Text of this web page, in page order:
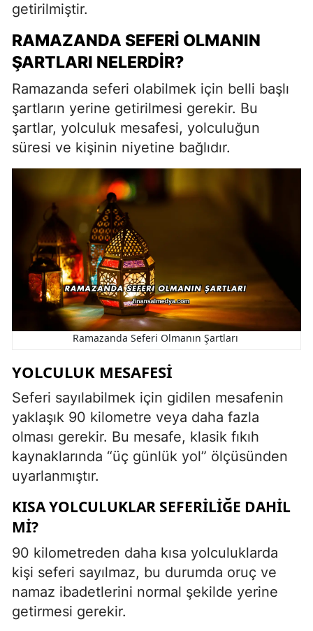
getirilmiştir.
RAMAZANDA SEFERI OLMANIN
ŞARTLARI NELERDIR?
Ramazanda seferi olabilmek için belli başlı
şartların yerine getirilmesi gerekir. Bu
şartlar, yolculuk mesafesi, yolculuğun
süresi ve kişinin niyetine bağlıdır.
Ramazanda Seferi Olmanın Şartları
YOLCULUK MESAFESI
Seferi sayılabilmek için gidilen mesafenin
yaklaşık 90 kilometre veya daha fazla
olması gerekir. Bu mesafe, klasik fıkıh
kaynaklarında “üç günlük yol” ölçüsünden
uyarlanmıştır.
KISA YOLCULUKLAR SEFERILIĞE DAHIL
MI?
90 kilometreden daha kısa yolculuklarda
kişi seferi sayılmaz, bu durumda oruç ve
namaz ibadetlerini normal şekilde yerine
getirmesi gerekir.